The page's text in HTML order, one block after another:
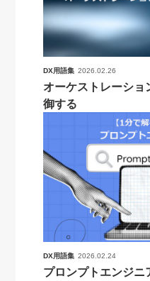
DX用語集 2026.02.26
オーケストレーショ
御する
DX用語集 2026.02.24
プロンプトエンジニ